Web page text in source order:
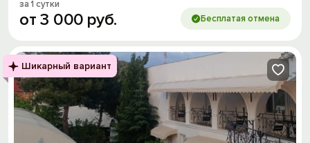
за 1 сутки
от3 000 руб. Бесплатая отмена
Шикарный вариант